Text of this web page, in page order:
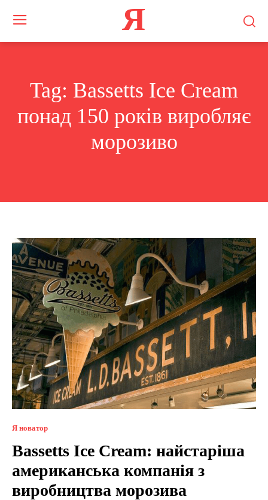
Я
Tag: Bassetts Ice Cream
понад 150 років виробляє
морозиво
Я новатор
Bassetts Ice Cream: найстаріша
американська компанія з
виробництва морозива